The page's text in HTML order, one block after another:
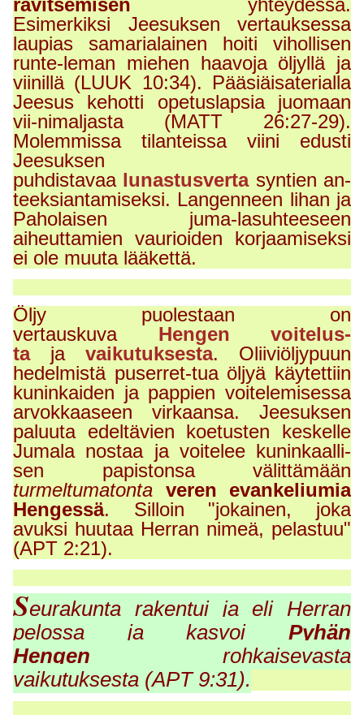
ravitsemisen yhteydessä.
Esimerkiksi Jeesuksen vertauksessa
laupias samarialainen hoiti vihollisen
runte-leman miehen haavoja öljyllä ja
viinillä (LUUK 10:34). Pääsiäisaterialla
Jeesus kehotti opetuslapsia juomaan
vii-nimaljasta (MATT 26:27-29).
Molemmissa tilanteissa viini edusti
Jeesuksen
puhdistavaa lunastusvertasyntien an-
teeksiantamiseksi. Langenneen lihan ja
Paholaisen juma-lasuhteeseen
aiheuttamien vaurioiden korjaamiseksi
ei ole muuta lääkettä.
Öljy puolestaan on
vertauskuva Hengen voitelus-
taja vaikutuksesta. Oliiviöljypuun
hedelmistä puserret-tua öljyä käytettiin
kuninkaiden ja pappien voitelemisessa
arvokkaaseen virkaansa. Jeesuksen
paluuta edeltävien koetusten keskelle
Jumala nostaa ja voitelee kuninkaalli-
sen papistonsa välittämään
turmeltumatonta veren evankeliumia
Hengessä. Silloin "jokainen, joka
avuksi huutaa Herran nimeä, pelastuu"
(APT 2:21).
Seurakunta rakentui ja eli Herran
pelossa ja kasvoi Pyhän
Hengen rohkaisevasta
vaikutuksesta (APT 9:31).